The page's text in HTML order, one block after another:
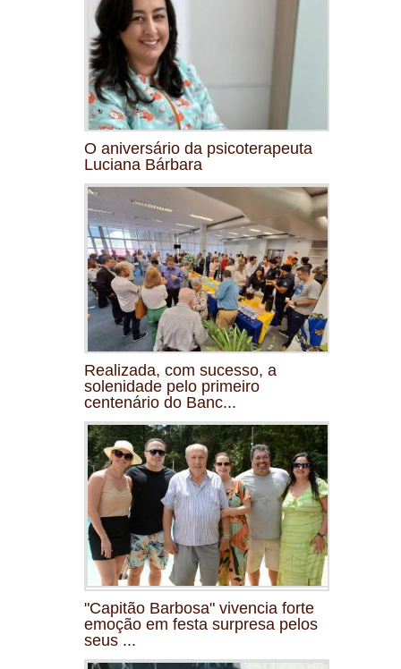
O aniversário da psicoterapeuta
Luciana Bárbara
Realizada, com sucesso, a
solenidade pelo primeiro
centenário do Banc...
"Capitão Barbosa" vivencia forte
emoção em festa surpresa pelos
seus ...